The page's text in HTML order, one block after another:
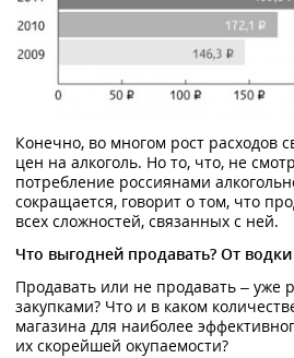
Конечно, во многом рост расходов
цен на алкоголь. Но то, что, не
потребление россиянами
сокращается, говорит о том, что
всех сложностей, связанных с ней.
Что выгодней продавать? От
Продавать или не продавать – уже
закупками? Что и в каком
магазина для наиболее
их скорейшей окупаемости?